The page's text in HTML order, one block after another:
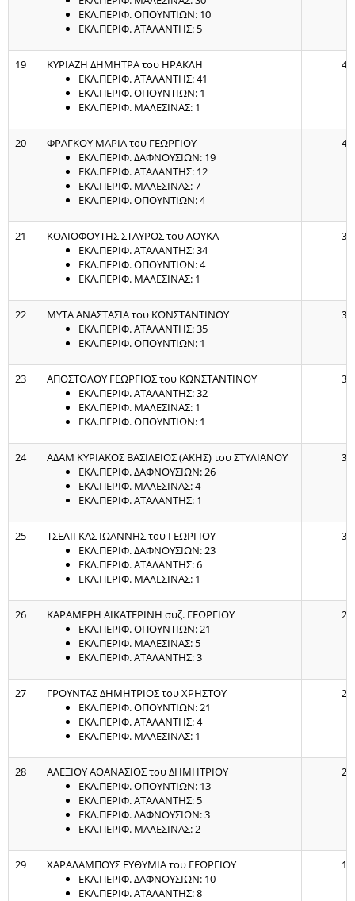
ΕΚΛ.ΠΕΡΙΦ. ΟΠΟΥΝΤΙΩΝ: 10
ΕΚΛ.ΠΕΡΙΦ. ΑΤΑΛΑΝΤΗΣ: 5
19
ΚΥΡΙΑΖΗ ΔΗΜΗΤΡΑ του ΗΡΑΚΛΗ
ΕΚΛ.ΠΕΡΙΦ. ΑΤΑΛΑΝΤΗΣ: 41
ΕΚΛ.ΠΕΡΙΦ. ΟΠΟΥΝΤΙΩΝ: 1
ΕΚΛ.ΠΕΡΙΦ. ΜΑΛΕΣΙΝΑΣ: 1
43
20
ΦΡΑΓΚΟΥ ΜΑΡΙΑ του ΓΕΩΡΓΙΟΥ
ΕΚΛ.ΠΕΡΙΦ. ΔΑΦΝΟΥΣΙΩΝ: 19
ΕΚΛ.ΠΕΡΙΦ. ΑΤΑΛΑΝΤΗΣ: 12
ΕΚΛ.ΠΕΡΙΦ. ΜΑΛΕΣΙΝΑΣ: 7
ΕΚΛ.ΠΕΡΙΦ. ΟΠΟΥΝΤΙΩΝ: 4
42
21
ΚΟΛΙΟΦΟΥΤΗΣ ΣΤΑΥΡΟΣ του ΛΟΥΚΑ
ΕΚΛ.ΠΕΡΙΦ. ΑΤΑΛΑΝΤΗΣ: 34
ΕΚΛ.ΠΕΡΙΦ. ΟΠΟΥΝΤΙΩΝ: 4
ΕΚΛ.ΠΕΡΙΦ. ΜΑΛΕΣΙΝΑΣ: 1
39
22
ΜΥΤΑ ΑΝΑΣΤΑΣΙΑ του ΚΩΝΣΤΑΝΤΙΝΟΥ
ΕΚΛ.ΠΕΡΙΦ. ΑΤΑΛΑΝΤΗΣ: 35
ΕΚΛ.ΠΕΡΙΦ. ΟΠΟΥΝΤΙΩΝ: 1
36
23
ΑΠΟΣΤΟΛΟΥ ΓΕΩΡΓΙΟΣ του ΚΩΝΣΤΑΝΤΙΝΟΥ
ΕΚΛ.ΠΕΡΙΦ. ΑΤΑΛΑΝΤΗΣ: 32
ΕΚΛ.ΠΕΡΙΦ. ΜΑΛΕΣΙΝΑΣ: 1
ΕΚΛ.ΠΕΡΙΦ. ΟΠΟΥΝΤΙΩΝ: 1
34
24
ΑΔΑΜ ΚΥΡΙΑΚΟΣ ΒΑΣΙΛΕΙΟΣ (ΑΚΗΣ) του ΣΤΥΛΙΑΝΟΥ
ΕΚΛ.ΠΕΡΙΦ. ΔΑΦΝΟΥΣΙΩΝ: 26
ΕΚΛ.ΠΕΡΙΦ. ΜΑΛΕΣΙΝΑΣ: 4
ΕΚΛ.ΠΕΡΙΦ. ΑΤΑΛΑΝΤΗΣ: 1
31
25
ΤΣΕΛΙΓΚΑΣ ΙΩΑΝΝΗΣ του ΓΕΩΡΓΙΟΥ
ΕΚΛ.ΠΕΡΙΦ. ΔΑΦΝΟΥΣΙΩΝ: 23
ΕΚΛ.ΠΕΡΙΦ. ΑΤΑΛΑΝΤΗΣ: 6
ΕΚΛ.ΠΕΡΙΦ. ΜΑΛΕΣΙΝΑΣ: 1
30
26
ΚΑΡΑΜΕΡΗ ΑΙΚΑΤΕΡΙΝΗ συζ. ΓΕΩΡΓΙΟΥ
ΕΚΛ.ΠΕΡΙΦ. ΟΠΟΥΝΤΙΩΝ: 21
ΕΚΛ.ΠΕΡΙΦ. ΜΑΛΕΣΙΝΑΣ: 5
ΕΚΛ.ΠΕΡΙΦ. ΑΤΑΛΑΝΤΗΣ: 3
29
27
ΓΡΟΥΝΤΑΣ ΔΗΜΗΤΡΙΟΣ του ΧΡΗΣΤΟΥ
ΕΚΛ.ΠΕΡΙΦ. ΟΠΟΥΝΤΙΩΝ: 21
ΕΚΛ.ΠΕΡΙΦ. ΑΤΑΛΑΝΤΗΣ: 4
ΕΚΛ.ΠΕΡΙΦ. ΜΑΛΕΣΙΝΑΣ: 1
26
28
ΑΛΕΞΙΟΥ ΑΘΑΝΑΣΙΟΣ του ΔΗΜΗΤΡΙΟΥ
ΕΚΛ.ΠΕΡΙΦ. ΟΠΟΥΝΤΙΩΝ: 13
ΕΚΛ.ΠΕΡΙΦ. ΑΤΑΛΑΝΤΗΣ: 5
ΕΚΛ.ΠΕΡΙΦ. ΔΑΦΝΟΥΣΙΩΝ: 3
ΕΚΛ.ΠΕΡΙΦ. ΜΑΛΕΣΙΝΑΣ: 2
23
29
ΧΑΡΑΛΑΜΠΟΥΣ ΕΥΘΥΜΙΑ του ΓΕΩΡΓΙΟΥ
ΕΚΛ.ΠΕΡΙΦ. ΔΑΦΝΟΥΣΙΩΝ: 10
ΕΚΛ.ΠΕΡΙΦ. ΑΤΑΛΑΝΤΗΣ: 8
18